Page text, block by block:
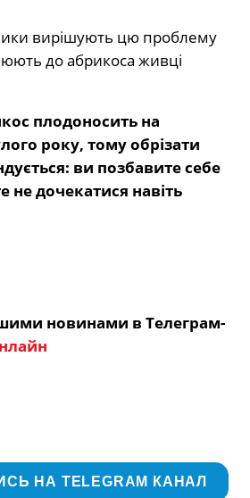
вирішують цю проблему
до абрикоса живці
плодоносить на
року, тому обрізати
ви позбавите себе
дочекатися навіть
новинами в Телеграм-
НА TELEGRAM КАНАЛ